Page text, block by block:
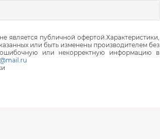
является публичной офертой.Характеристики,
или быть изменены производителем без
или некорректную информацию в